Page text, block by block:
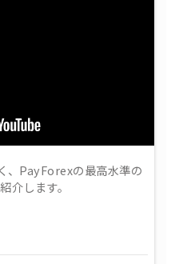
、PayForexの最高水準の
介します。